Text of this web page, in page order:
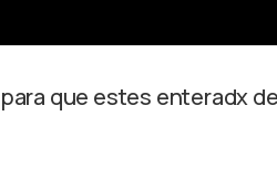
para que estes enteradx